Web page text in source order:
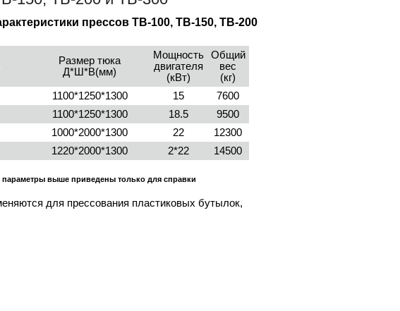
прессов ТB-100, ТB-150, ТB-200
Размер тюка
Д*Ш*В(мм)
Мощность
двигателя
(кВт)
Общий
вес
(кг)
1100*1250*1300 15
7600
1100*1250*1300 18.5
9500
1000*2000*1300 22
12300
1220*2000*1300 2*22 14500
только для справки
для прессования пластиковых бутылок,